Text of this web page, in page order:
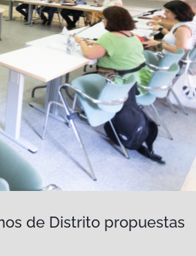
de Distrito propuestas